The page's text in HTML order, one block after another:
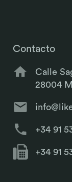
Contacto
Calle
28004
+34 91
+34 91